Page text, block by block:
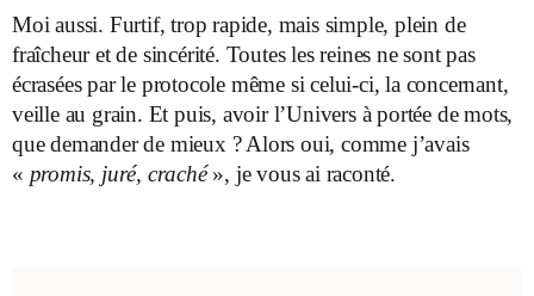
Moi aussi. Furtif, trop rapide, mais simple, plein de
fraîcheur et de sincérité. Toutes les reines ne sont pas
écrasées par le protocole même si celui-ci, la concernant,
veille au grain. Et puis, avoir l’Univers à portée de mots,
que demander de mieux ? Alors oui, comme j’avais
« promis, juré, craché», je vous ai raconté.